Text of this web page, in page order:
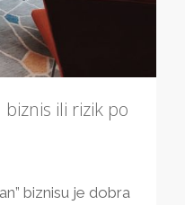
ili rizik po
biznisu je dobra